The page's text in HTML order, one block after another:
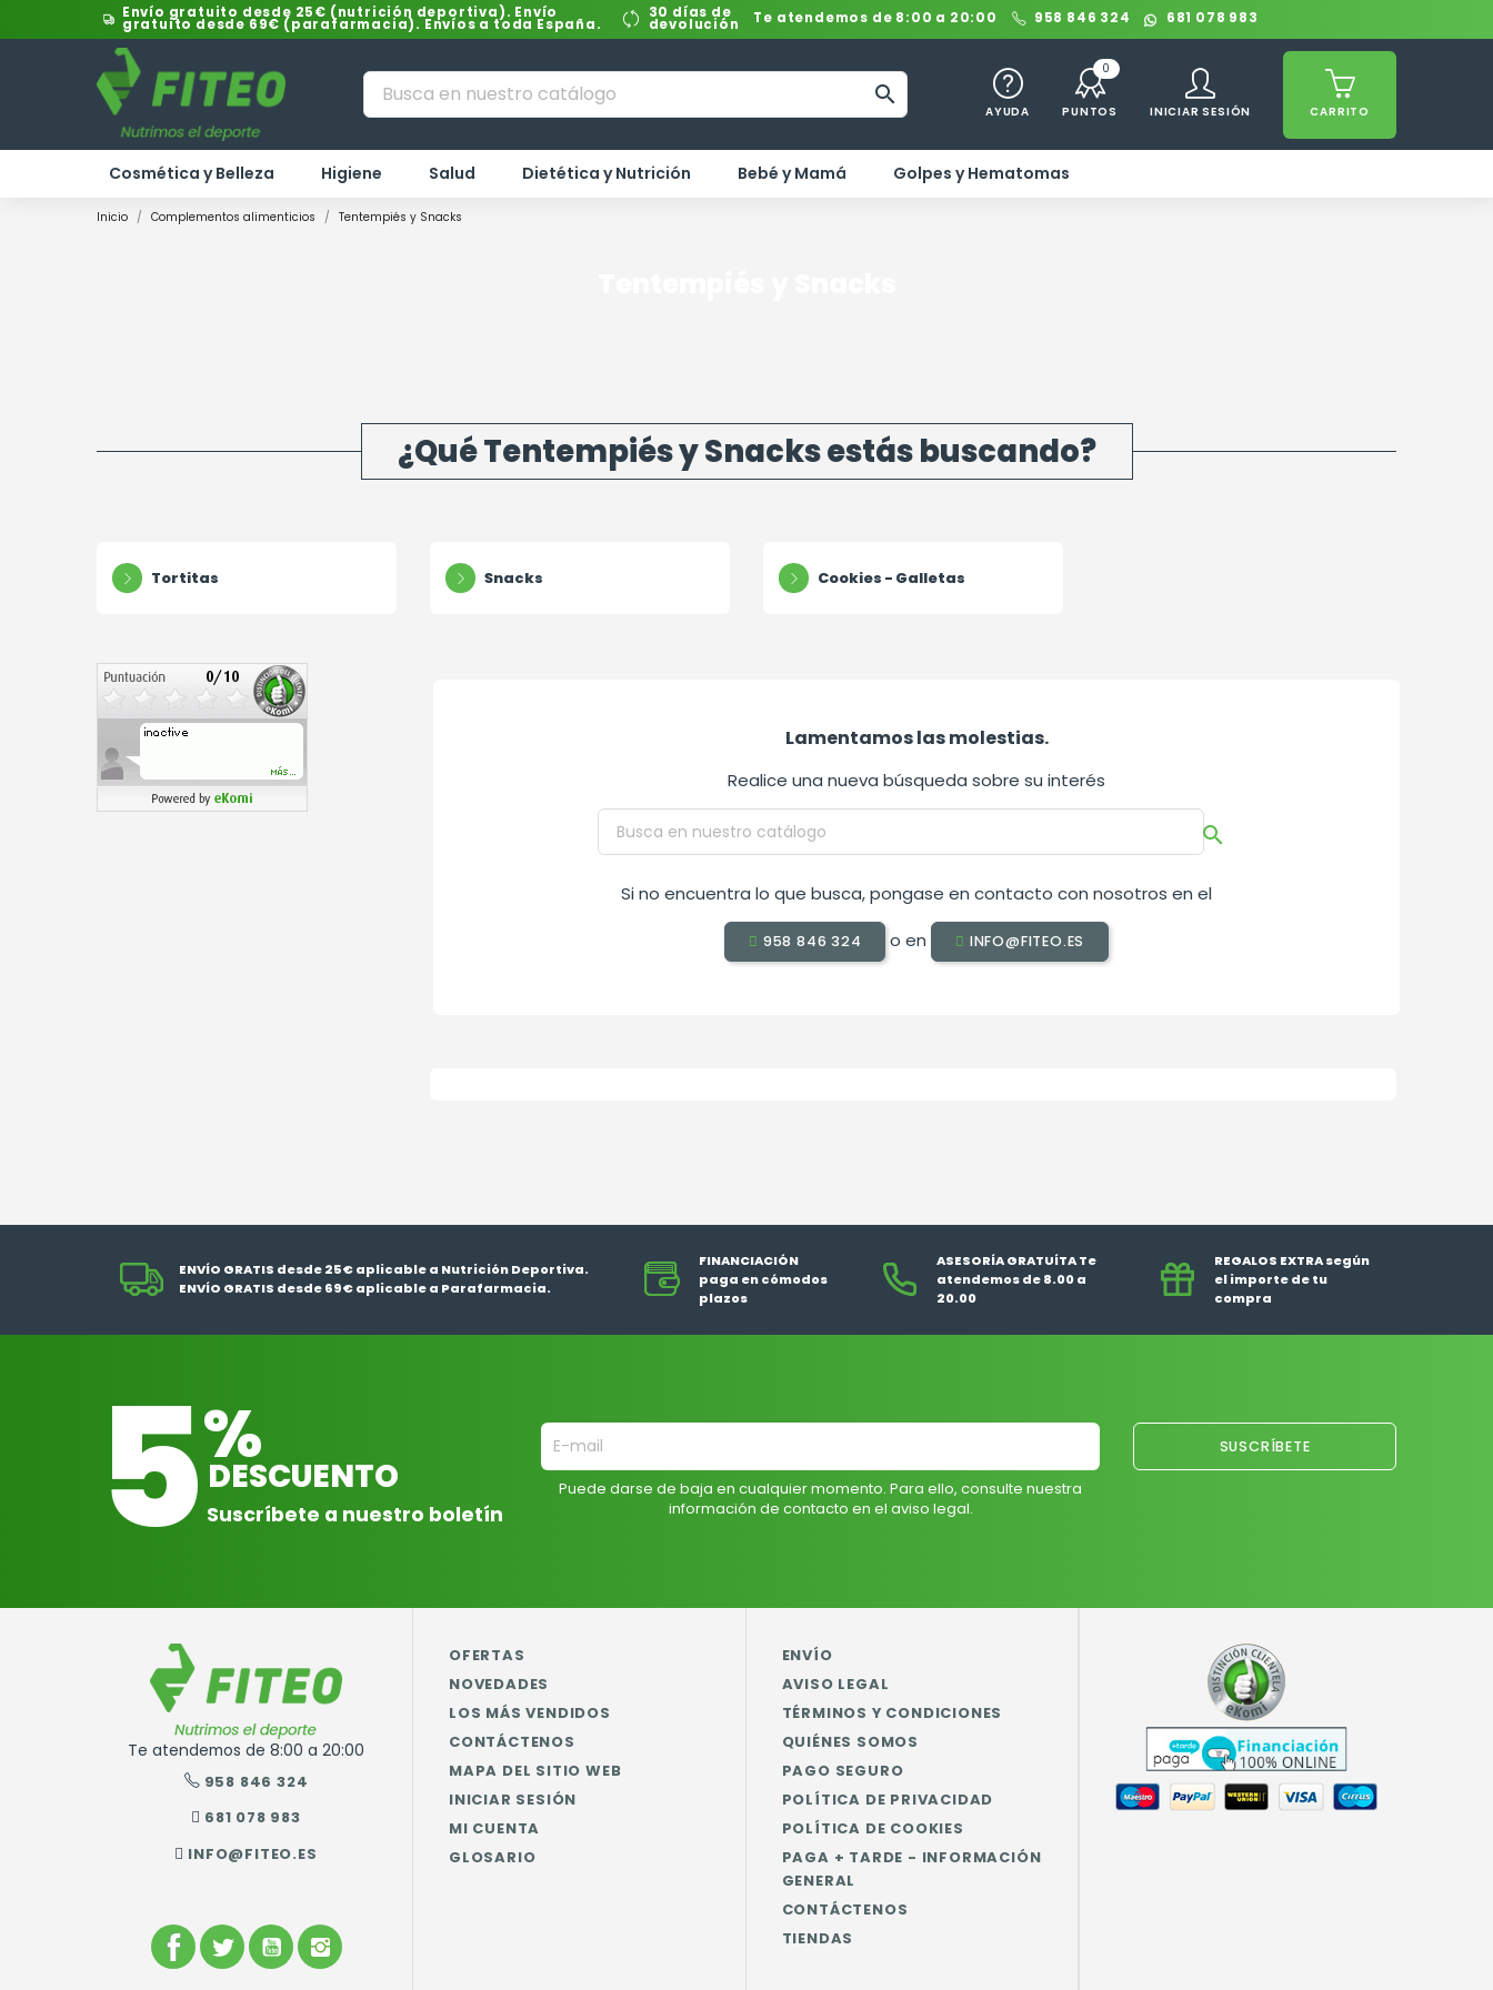
Envío gratuito desde 25€ (nutrición deportiva). Envío
gratuito desde 69€ (parafarmacia). Envíos a toda España.
30 días de
devolución Te atendemos de 8:00 a 20:00 958 846 324 681 078 983

AYUDA
0
PUNTOS INICIAR SESIÓN CARRITO
Cosmética y Belleza Higiene Salud Dietética y Nutrición Bebé y Mamá Golpes y Hematomas
Inicio Complementos alimenticios Tentempiés y Snacks
¿Qué Tentempiés y Snacks estás buscando?
Tortitas Snacks Cookies - Galletas
Lamentamos las molestias.
Realice una nueva búsqueda sobre su interés

Si no encuentra lo que busca, pongase en contacto con nosotros en el
958 846 324 o en INFO@FITEO.ES
ENVÍO GRATIS desde 25€ aplicable a Nutrición Deportiva.
ENVÍO GRATIS desde 69€ aplicable a Parafarmacia.
FINANCIACIÓN
paga en cómodos
plazos
ASESORÍA GRATUÍTA Te
atendemos de 8.00 a
20.00
REGALOS EXTRA según
el importe de tu
compra
5%
DESCUENTO
Suscríbete a nuestro boletín
Puede darse de baja en cualquier momento. Para ello, consulte nuestra
información de contacto en el aviso legal.
Te atendemos de 8:00 a 20:00
958 846 324
681 078 983
INFO@FITEO.ES
FACEBOOK
TWITTERYOUTUBEINSTAGRAM
OFERTAS
NOVEDADES
LOS MÁS VENDIDOS
CONTÁCTENOS
MAPA DEL SITIO WEB
INICIAR SESIÓN
MI CUENTA
GLOSARIO
ENVÍO
AVISO LEGAL
TÉRMINOS Y CONDICIONES
QUIÉNES SOMOS
PAGO SEGURO
POLÍTICA DE PRIVACIDAD
POLÍTICA DE COOKIES
PAGA + TARDE - INFORMACIÓN
GENERAL
CONTÁCTENOS
TIENDAS